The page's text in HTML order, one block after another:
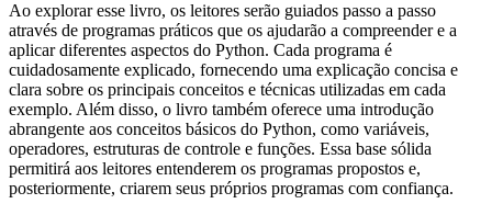
Ao explorar esse livro, os leitores serão guiados passo a passo
através de programas práticos que os ajudarão a compreender e a
aplicar diferentes aspectos do Python. Cada programa é
cuidadosamente explicado, fornecendo uma explicação concisa e
clara sobre os principais conceitos e técnicas utilizadas em cada
exemplo. Além disso, o livro também oferece uma introdução
abrangente aos conceitos básicos do Python, como variáveis,
operadores, estruturas de controle e funções. Essa base sólida
permitirá aos leitores entenderem os programas propostos e,
posteriormente, criarem seus próprios programas com confiança.